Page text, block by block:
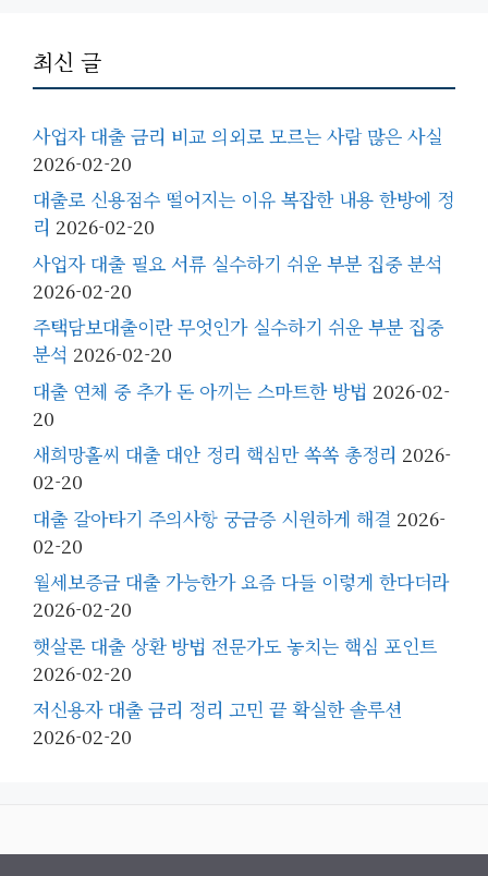
최신 글
사업자 대출 금리 비교 의외로 모르는 사람 많은 사실
2026-02-20
대출로 신용점수 떨어지는 이유 복잡한 내용 한방에 정
리 2026-02-20
사업자 대출 필요 서류 실수하기 쉬운 부분 집중 분석
2026-02-20
주택담보대출이란 무엇인가 실수하기 쉬운 부분 집중
분석 2026-02-20
대출 연체 중 추가 돈 아끼는 스마트한 방법 2026-02-
20
새희망홀씨 대출 대안 정리 핵심만 쏙쏙 총정리 2026-
02-20
대출 갈아타기 주의사항 궁금증 시원하게 해결 2026-
02-20
월세보증금 대출 가능한가 요즘 다들 이렇게 한다더라
2026-02-20
햇살론 대출 상환 방법 전문가도 놓치는 핵심 포인트
2026-02-20
저신용자 대출 금리 정리 고민 끝 확실한 솔루션
2026-02-20